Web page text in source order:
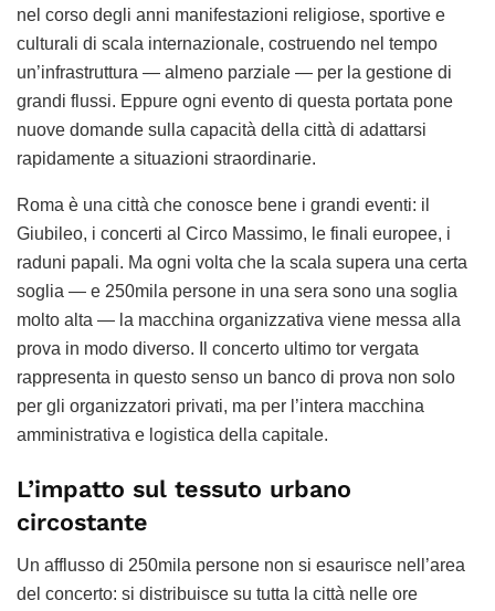
nel corso degli anni manifestazioni religiose, sportive e
culturali di scala internazionale, costruendo nel tempo
un’infrastruttura — almeno parziale — per la gestione di
grandi flussi. Eppure ogni evento di questa portata pone
nuove domande sulla capacità della città di adattarsi
rapidamente a situazioni straordinarie.
Roma è una città che conosce bene i grandi eventi: il
Giubileo, i concerti al Circo Massimo, le finali europee, i
raduni papali. Ma ogni volta che la scala supera una certa
soglia — e 250mila persone in una sera sono una soglia
molto alta — la macchina organizzativa viene messa alla
prova in modo diverso. Il concerto ultimo tor vergata
rappresenta in questo senso un banco di prova non solo
per gli organizzatori privati, ma per l’intera macchina
amministrativa e logistica della capitale.
L’impatto sul tessuto urbano
circostante
Un afflusso di 250mila persone non si esaurisce nell’area
del concerto: si distribuisce su tutta la città nelle ore